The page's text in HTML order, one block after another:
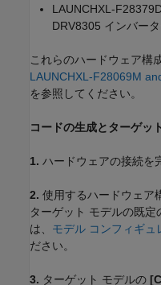
LAUNCHXL-
DRV8305 インバー
これらのハードウェア構
LAUNCHXL-F28069M
を参照してください。
コードの生成とターゲッ
1. ハードウェアの接続を
2. 使用するハードウェア
ターゲット モデルの既
は、 モデル コンフィギュ
ださい。
3. ターゲット モデルの